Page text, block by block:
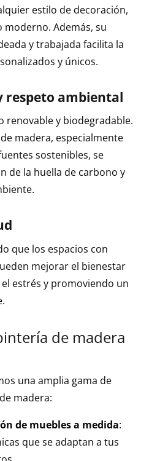
estilo de decoración,
Además, su
y trabajada facilita la
y únicos.
respeto ambiental
renovable y biodegradable.
madera, especialmente
sostenibles, se
de la huella de carbono y
que los espacios con
mejorar el bienestar
estrés y promoviendo un
de madera
una amplia gama de
madera:
de muebles a medida:
que se adaptan a tus